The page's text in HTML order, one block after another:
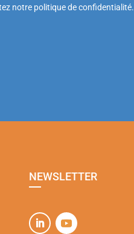
notre politique de confidentialité.
NEWSLETTER